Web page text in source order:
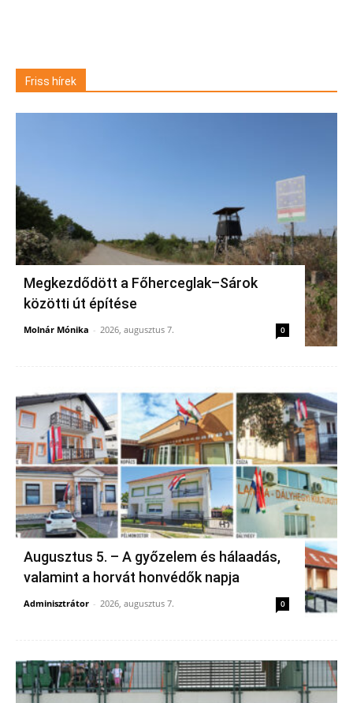
Friss hírek
Megkezdődött a Főherceglak–Sárok
közötti út építése
Molnár Mónika - 2026, augusztus 7. 0
Augusztus 5. – A győzelem és hálaadás,
valamint a horvát honvédők napja
Adminisztrátor - 2026, augusztus 7. 0